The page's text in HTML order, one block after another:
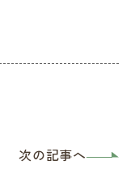
次の記事へ